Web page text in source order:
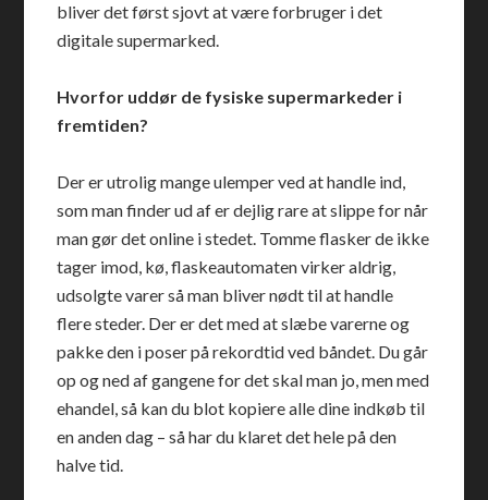
bliver det først sjovt at være forbruger i det
digitale supermarked.
Hvorfor uddør de fysiske supermarkeder i
fremtiden?
Der er utrolig mange ulemper ved at handle ind,
som man finder ud af er dejlig rare at slippe for når
man gør det online i stedet. Tomme flasker de ikke
tager imod, kø, flaskeautomaten virker aldrig,
udsolgte varer så man bliver nødt til at handle
flere steder. Der er det med at slæbe varerne og
pakke den i poser på rekordtid ved båndet. Du går
op og ned af gangene for det skal man jo, men med
ehandel, så kan du blot kopiere alle dine indkøb til
en anden dag – så har du klaret det hele på den
halve tid.